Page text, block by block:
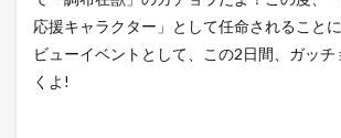
応援キャラクター」として任命されること
ビューイベントとして、この2日間、ガッ
くよ!